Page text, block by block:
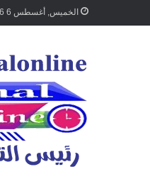
الخميس, أغسطس 6 2026